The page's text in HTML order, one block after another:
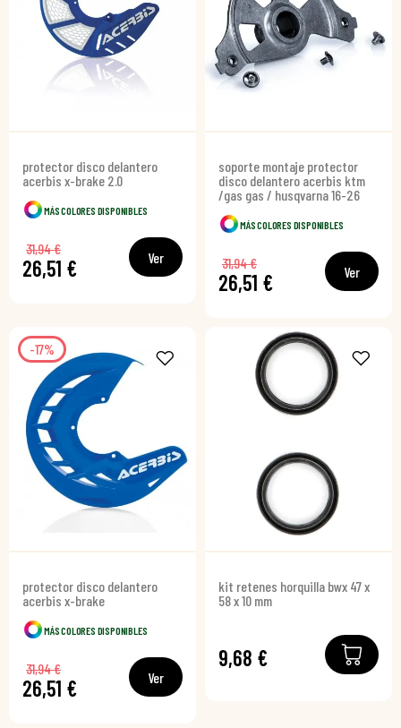
protector disco delantero
acerbis x-brake 2.0
MÁS COLORES DISPONIBLES
26,51 €
31,94 € Ver
soporte montaje protector
disco delantero acerbis ktm
/gas gas / husqvarna 16-26
MÁS COLORES DISPONIBLES
26,51 €
31,94 € Ver
-17%
protector disco delantero
acerbis x-brake
MÁS COLORES DISPONIBLES
26,51 €
31,94 € Ver
kit retenes horquilla bwx 47 x
58 x 10 mm
9,68 €